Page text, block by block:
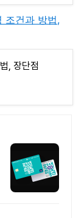
조건과 방법,
, 장단점